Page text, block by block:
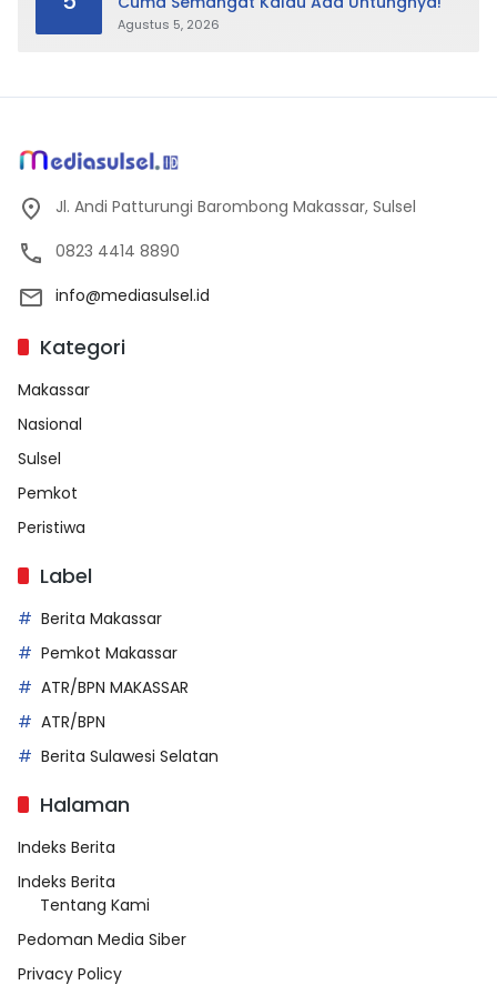
Agustus 5, 2026
Jl. Andi Patturungi Barombong Makassar, Sulsel
0823 4414 8890
info@mediasulsel.id
Kategori
Makassar
Nasional
Sulsel
Pemkot
Peristiwa
Label
Berita Makassar
Pemkot Makassar
ATR/BPN MAKASSAR
ATR/BPN
Berita Sulawesi Selatan
Halaman
Indeks Berita
Indeks Berita
Tentang Kami
Pedoman Media Siber
Privacy Policy